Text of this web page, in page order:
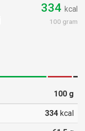
334 kcal
100 gram
100 g
334 kcal